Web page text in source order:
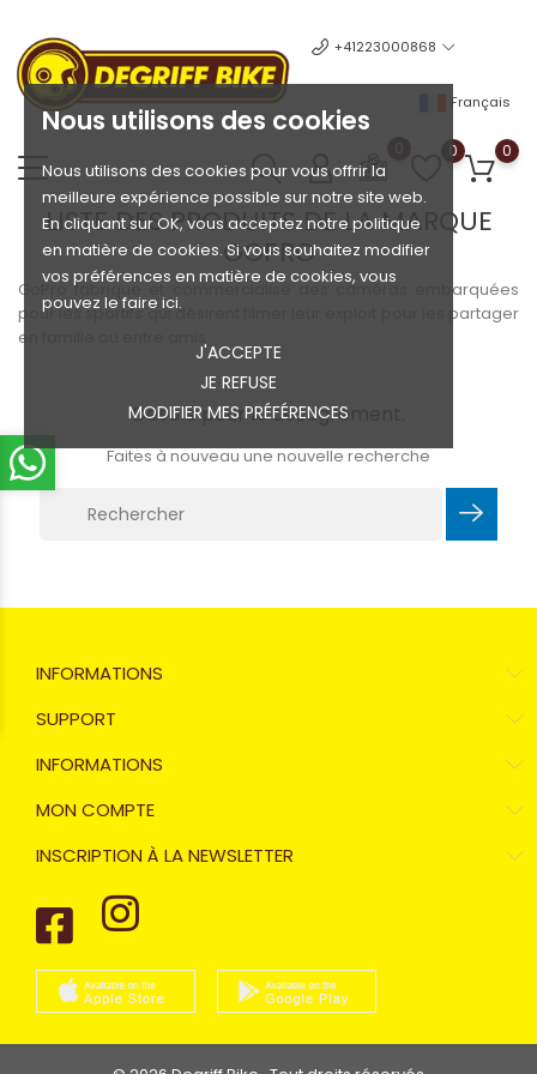
Nous utilisons des cookies
Nous utilisons des cookies pour vous offrir la
meilleure expérience possible sur notre site web.
En cliquant sur OK, vous acceptez notre politique
en matière de cookies. Si vous souhaitez modifier
vos préférences en matière de cookies, vous
pouvez le faire ici.
J'ACCEPTE
JE REFUSE
MODIFIER MES PRÉFÉRENCES
+41223000868
Français
0 0
LISTE DES PRODUITS DE LA MARQUE
GOPRO
GoPro fabrique et commercialise des caméras embarquées
pour les sportifs qui désirent filmer leur exploit pour les partager
en famille ou entre amis.
Désolé pour le désagrément.
Faites à nouveau une nouvelle recherche
INFORMATIONS
SUPPORT
INFORMATIONS
MON COMPTE
INSCRIPTION À LA NEWSLETTER